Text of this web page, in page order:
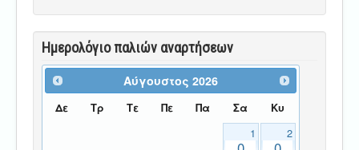
Ημερολόγιο παλιών αναρτήσεων
Αύγουστος 2026
Δε Τρ Τε Πε Πα Σα Κυ
1 2